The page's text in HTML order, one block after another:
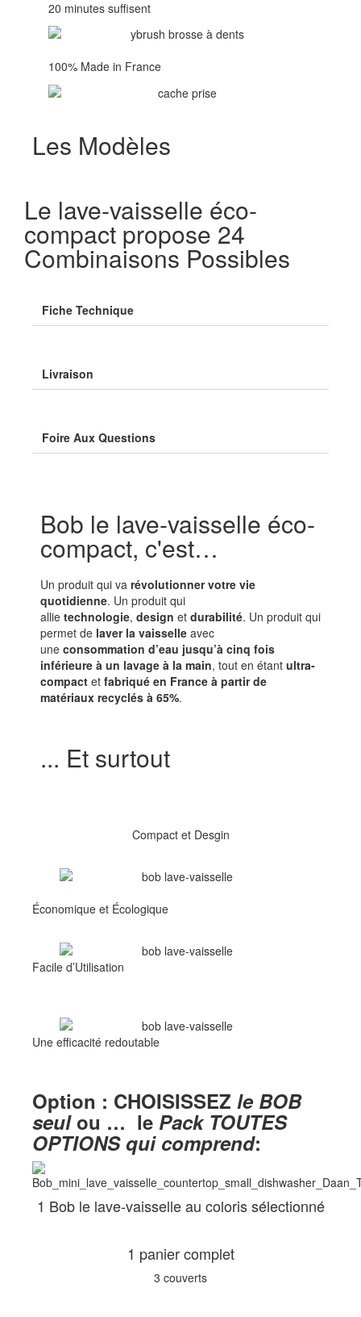
20 minutes suffisent
100% Made in France
Les Modèles
Le lave-vaisselle éco-
compact propose 24
Combinaisons Possibles
Fiche Technique
Livraison
Foire Aux Questions
Bob le lave-vaisselle éco-
compact, c'est…
Un produit qui va révolutionner votre vie
quotidienne. Un produit qui
allie technologie, design et durabilité. Un produit qui
permet de laver la vaisselle avec
une consommation d’eau jusqu’à cinq fois
inférieure à un lavage à la main, tout en étant ultra-
compact et fabriqué en France à partir de
matériaux recyclés à 65%.
... Et surtout
Compact et Desgin
Économique et Écologique
Facile d’Utilisation
Une efficacité redoutable
Option : CHOISISSEZ le BOB
seulou … le Pack TOUTES
OPTIONS qui comprend:
1 Bob le lave-vaisselle au coloris sélectionné
1 panier complet
3 couverts